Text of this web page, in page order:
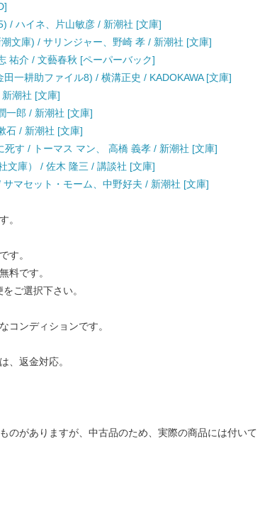
/ ハイネ、片山敏彦 / 新潮社 [文庫]
文庫) / サリンジャー、野崎 孝 / 新潮社 [文庫]
祐介 / 文藝春秋 [ペーパーバック]
一耕助ファイル8) / 横溝正史 / KADOKAWA [文庫]
潮社 [文庫]
一郎 / 新潮社 [文庫]
石 / 新潮社 [文庫]
す / トーマス マン、 高橋 義孝 / 新潮社 [文庫]
文庫） / 佐木 隆三 / 講談社 [文庫]
マセット・モーム、中野好夫 / 新潮社 [文庫]
。
す。
料です。
ご選択下さい。
コンディションです。
、返金対応。
のがありますが、中古品のため、実際の商品には付いて